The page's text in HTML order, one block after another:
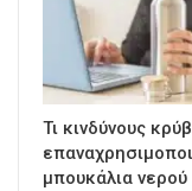
Τι κινδύνους
μπουκάλια